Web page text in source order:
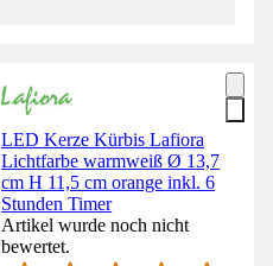
LED Kerze Kürbis Lafiora
Lichtfarbe warmweiß Ø 13,7
cm H 11,5 cm orange inkl. 6
Stunden Timer
Artikel wurde noch nicht
bewertet.